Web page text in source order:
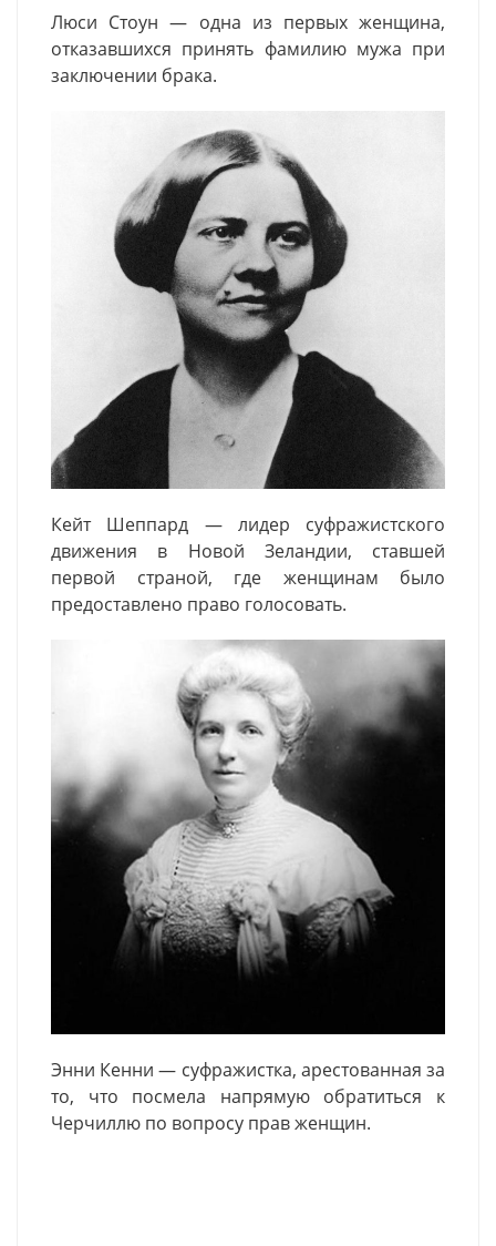
Люси Стоун — одна из первыхженщина,
отказавшихся принять фамилию мужа при
заключении брака.
Кейт Шеппард — лидер суфражистского
движения в Новой Зеландии, ставшей
первой страной, где женщинам было
предоставлено право голосовать.
Энни Кенни — суфражистка, арестованная за
то, что посмела напрямую обратиться к
Черчиллю по вопросу прав женщин.